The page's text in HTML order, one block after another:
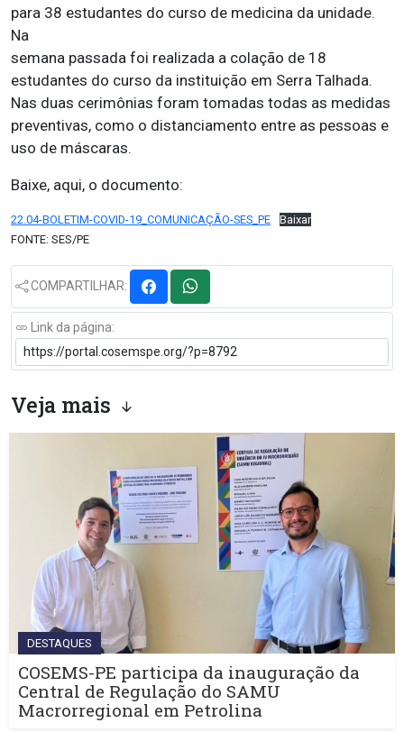
para 38 estudantes do curso de medicina da unidade.
Na
semana passada foi realizada a colação de 18
estudantes do curso da instituição em Serra Talhada.
Nas duas cerimônias foram tomadas todas as medidas
preventivas, como o distanciamento entre as pessoas e
uso de máscaras.
Baixe, aqui, o documento:
22.04-BOLETIM-COVID-19_COMUNICAÇÃO-SES_PE
Baixar
FONTE: SES/PE
COMPARTILHAR:
Link da página:
Veja mais
DESTAQUES
COSEMS-PE participa da inauguração da
Central de Regulação do SAMU
Macrorregional em Petrolina